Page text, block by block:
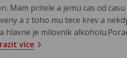
Mam pritele a jemu cas od
a z toho mu tece krev a
hlavne je milovnik
více